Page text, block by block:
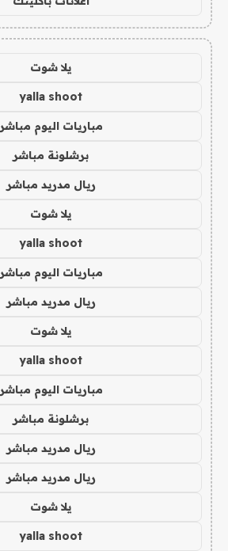
يلا شوت
yalla shoot
مباريات اليوم مباشر
برشلونة مباشر
ريال مدريد مباشر
يلا شوت
yalla shoot
مباريات اليوم مباشر
ريال مدريد مباشر
يلا شوت
yalla shoot
مباريات اليوم مباشر
برشلونة مباشر
ريال مدريد مباشر
ريال مدريد مباشر
يلا شوت
yalla shoot